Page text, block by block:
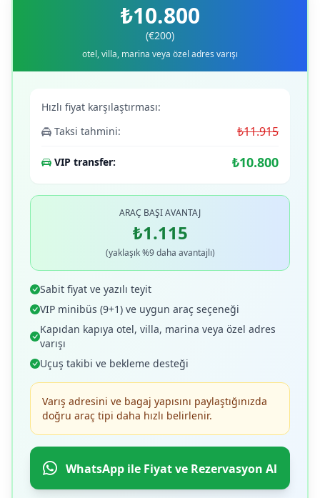
₺10.800
(€200)
otel, villa, marina veya özel adres varışı
Hızlı fiyat karşılaştırması:
Taksi tahmini:
₺11.915
VIP transfer: ₺10.800
ARAÇ BAŞI AVANTAJ
₺1.115
(yaklaşık %9 daha avantajlı)
Sabit fiyat ve yazılı teyit
VIP minibüs (9+1) ve uygun araç seçeneği
Kapıdan kapıya otel, villa, marina veya özel adres
varışı
Uçuş takibi ve bekleme desteği
Varış adresini ve bagaj yapısını paylaştığınızda
doğru araç tipi daha hızlı belirlenir.
WhatsApp ile Fiyat ve Rezervasyon Al